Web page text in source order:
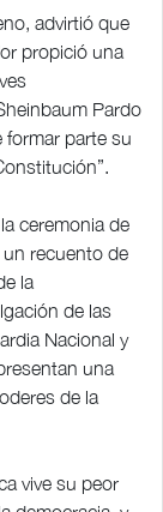
advirtió que
propició una
Pardo
formar parte su
ceremonia de
un recuento de
la
de las
Nacional y
una
de la
vive su peor